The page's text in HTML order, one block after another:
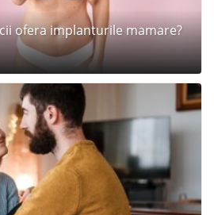
ofera implanturile mamare?